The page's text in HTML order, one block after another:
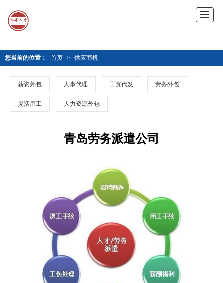
您当前的位置： 首页 > 供应商机
薪资外包 人事代理 工资代发 劳务外包
灵活用工 人力资源外包
青岛劳务派遣公司